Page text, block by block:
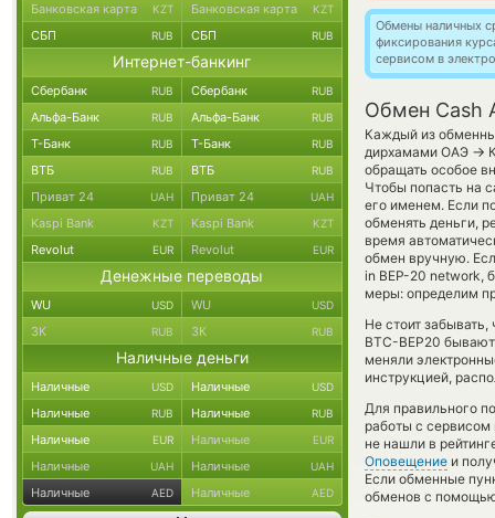
Обмены наличных
фиксирования
сервисом в
Обмен Cash
Каждый из
дирхамами ОАЭ →
обращать особое
Чтобы попасть на
его именем. Если
обменять деньги,
время
обмен вручную.
in BEP-20 network,
меры: определим
Не стоит
BTC-BEP20
меняли
инструкцией,
Для правильного
работы с
не нашли в
Оповещение и
Если обменные
обменов с
Банковская карта KZT Банковская карта KZT
СБП RUB СБП RUB
Интернет-банкинг
Сбербанк RUB Сбербанк RUB
Альфа-Банк RUB Альфа-Банк RUB
Т-Банк RUB Т-Банк RUB
ВТБ RUB ВТБ RUB
Приват 24 UAH Приват 24 UAH
Kaspi Bank KZT Kaspi Bank KZT
Revolut EUR Revolut EUR
Денежные переводы
WU USD WU USD
ЗК RUB ЗК RUB
Наличные деньги
Наличные USD Наличные USD
Наличные RUB Наличные RUB
Наличные EUR Наличные EUR
Наличные UAH Наличные UAH
Наличные AED Наличные AED